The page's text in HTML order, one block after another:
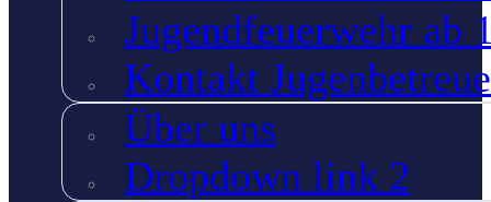
Jugendfeuerwehr ab
Kontakt
Über uns
Dropdown link 2